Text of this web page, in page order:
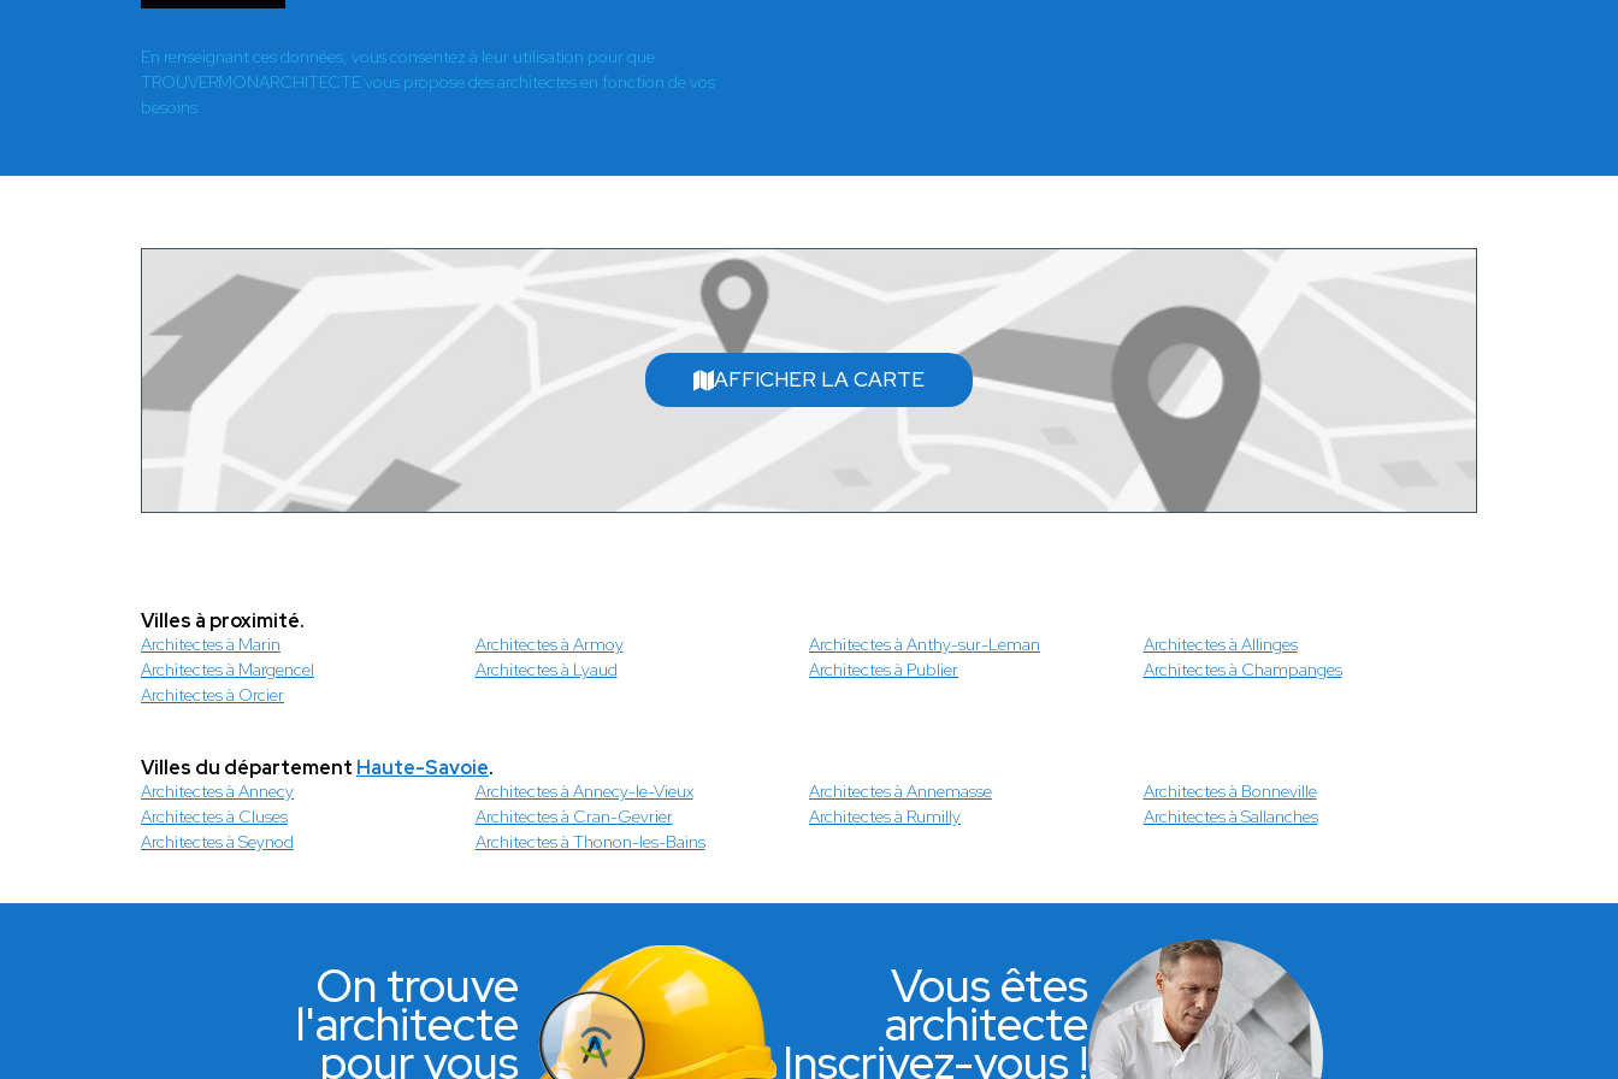
En renseignant ces données, vous consentez à leur utilisation pour que
TROUVERMONARCHITECTE vous propose des architectes en fonction de vos
besoins.
AFFICHER LA CARTE
Villes à proximité.
Architectes à Marin Architectes à Armoy Architectes à Anthy-sur-Leman
Architectes à Allinges
Architectes à Margencel
Architectes à Lyaud Architectes à Publier
Architectes à Champanges
Architectes à Orcier
Villes du département Haute-Savoie.
Architectes à Annecy Architectes à Annecy-le-Vieux Architectes à Annemasse
Architectes à Bonneville
Architectes à Cluses
Architectes à Cran-Gevrier Architectes à Rumilly
Architectes à Sallanches
Architectes à Seynod
Architectes à Thonon-les-Bains
On trouve
l'architecte
pour vous
Vous êtes
architecte
Inscrivez-vous !